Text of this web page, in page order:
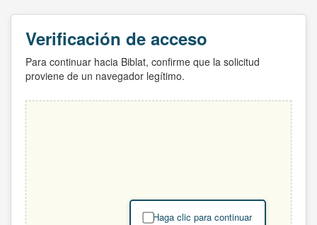
Verificación de acceso
Para continuar hacia Biblat, confirme que la solicitud
proviene de un navegador legítimo.
Haga clic para continuar